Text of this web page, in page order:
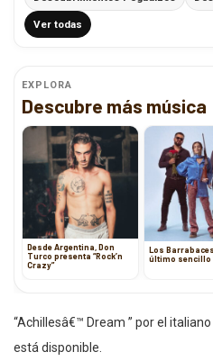
Ver todas
EXPLORA
Descubre más música
Desde Argentina, Don
Turco presenta “Rock’n
Crazy”
Los
último sencillo
“Achillesâ€™ Dream ” por el
está disponible.